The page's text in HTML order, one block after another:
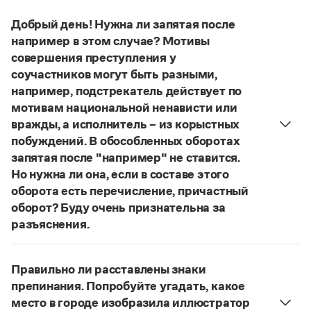
Справочники
Правила русской орфографии и пунктуации
Русский язык. Краткий теоретический курс
для школьников
Письмовник
Справочник по пунктуации
Словарь-справочник трудностей
Справочник по фразеологии
Азбучные истины
Словарь-справочник непростые слова
Все справочники портала
Журнал
Новости и события
Управление в русском языке
Словарь русских имён
Словарь методических терминов
Правила русской орфографии и пунктуации
(1956)
Добрый день! Нужна ли запятая после
например в этом случае? Мотивы
совершения преступления у
соучастников могут быть разными,
например, подстрекатель действует по
мотивам национальной ненависти или
вражды, а исполнитель – из корыстных
побуждений. В обособленных оборотах
запятая после "например" не ставится.
Но нужна ли она, если в составе этого
оборота есть перечисление, причастный
оборот? Буду очень признательна за
разъяснения.
В § 94«Правил русской орфографии и пунктуации»
слова и сочетания слов, стоящие на границе
частей сложного предложения и относящиеся к
следующему за ними предложению,
Правильно ли расставлены знаки
препинания. Попробуйте угадать, какое
место в городе изобразила иллюстратор